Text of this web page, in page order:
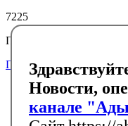
7225
Подписывайтесь на
Подписаться
Главная
События
Новости,
канале